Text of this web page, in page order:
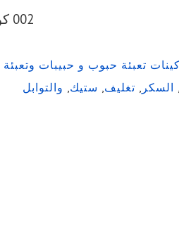
002 كود مصر قبل الرقم
السكر تغليف ستيك والتوابل